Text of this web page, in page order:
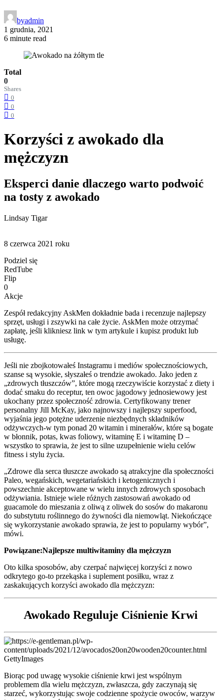
byadmin
1 grudnia, 2021
6 minute read
Total
0
Shares
0
0
0
Korzyści z awokado dla
mężczyzn
Eksperci danie dlaczego warto podwoić
na tosty z awokado
Lindsay Tigar
8 czerwca 2021 roku
Podziel się
RedTube
Flip
0
Akcje
Zespół redakcyjny AskMen dokładnie bada i recenzuje najlepszy
sprzęt, usługi i zszywki na całe życie. AskMen może otrzymać
zapłatę, jeśli klikniesz link w tym artykule i kupisz produkt lub
usługę.
Jeśli nie zbojkotowałeś Instagramu i mediów społecznościowych,
szanse są wysokie, słyszałeś o trendzie awokado. Jako jeden z
„zdrowych tłuszczów”, które mogą rzeczywiście korzystać z diety i
dodać smaku do receptur, ten owoc jagodowy jednosiewowy jest
ukochany przez społeczność zdrowia. Certyfikowany trener
personalny Jill McKay, jako najnowszy i najlepszy superfood,
wyjaśnia jego potężne uderzenie niezbędnych składników
odżywczych-w tym ponad 20 witamin i minerałów, które są bogate
w błonnik, potas, kwas foliowy, witaminę E i witaminę D –
wszystko to sprawia, że jest to silne uzupełnienie wielu celów
fitness i stylu życia.
„Zdrowe dla serca tłuszcze awokado są atrakcyjne dla społeczności
Paleo, wegańskich, wegetariańskich i ketogenicznych i
powszechnie akceptowane w wielu innych zdrowych sposobach
odżywiania. Istnieje wiele różnych zastosowań awokado od
guacamole do mieszania z oliwą z oliwek do sosów do makaronu
do substytutu roślinnego do żywności dla niemowląt. Niekończące
się wykorzystanie awokado sprawia, że jest to popularny wybór”,
mówi.
Powiązane:Najlepsze multiwitaminy dla mężczyzn
Oto kilka sposobów, aby czerpać najwięcej korzyści z nowo
odkrytego go-to przekąska i suplement posiłku, wraz z
zaskakujących korzyści awokado dla mężczyzn:
Awokado Reguluje Ciśnienie Krwi
GettyImages
Biorąc pod uwagę wysokie ciśnienie krwi jest wspólnym
problemem dla wielu mężczyzn, zwłaszcza, gdy zaczynają się
starzeć, wykorzystując swoje codzienne spożycie owoców, warzyw